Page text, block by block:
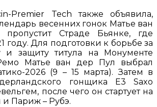
Premier Tech также объявила,
весенних гонок Матье ван
Страде Бьянке, где
году. Для подготовки к борьбе за
и защиту титула на Монументе
Матье ван дер Пул выбрал
2026 (9 – 15 марта). Затем в
гонщика E3 Saxo
после чего он стартует на
Париж – Рубэ.